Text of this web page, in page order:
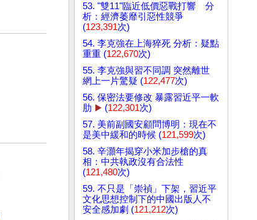
53. "雙11"臨近低價惡戰打響 分
析：經濟萎靡引惡性競爭
(123,391次)
54. 李克強在上海猝死 分析：疑點
重重 (122,670次)
55. 李克強與習不同調 突然離世
網上一片驚疑 (122,477次)
56. 保密法要修改 暴露習近平一軟
肋 ▶️ (122,301次)
57. 美前副國安顧問博明：現在不
是美中緩和的時候 (121,599次)
58. 辛灝年揭穿小米加步槍的真
相：中共執政沒有合法性
(121,480次)
59. 不只是「崇禎」下架，習近平
文化思想控制下的中國出版人不
安全感加劇 (121,212次)